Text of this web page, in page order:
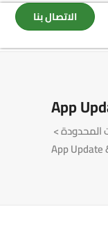
الاتصال بنا
App
المحدودة>
App Update